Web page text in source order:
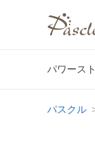
パワース
パスクル